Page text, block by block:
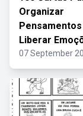
Organizar
Pensamentos
Liberar
07 September